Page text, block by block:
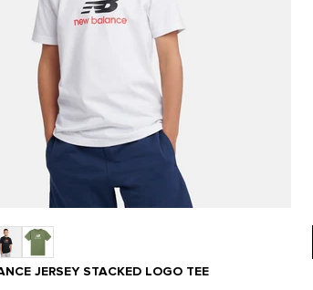
JERSEY STACKED LOGO TEE